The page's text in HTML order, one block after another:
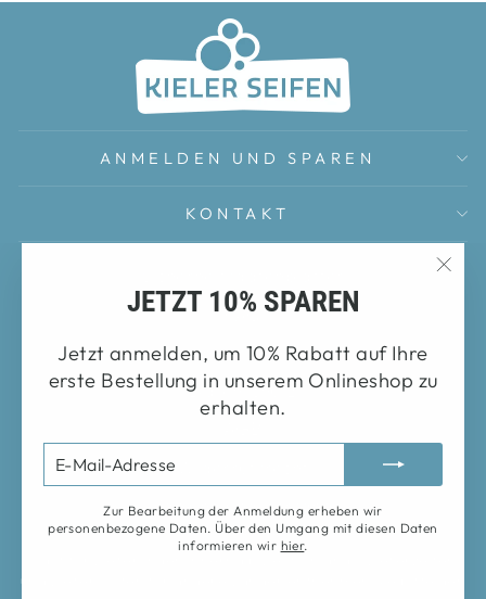
JETZT 10% SPAREN
Jetzt anmelden, um 10% Rabatt auf Ihre
erste Bestellung in unserem Onlineshop zu
erhalten.
MAIL-
Zur Bearbeitung der Anmeldung erheben wir
personenbezogene Daten. Über den Umgang mit diesen Daten
informieren wir hier.
ANMELDEN UND SPAREN
KONTAKT
FAQ
Impressum
Datenschutz
Zahlung und Versand
und Lieferkosten für andere Länder entnehmen Sie bitte den